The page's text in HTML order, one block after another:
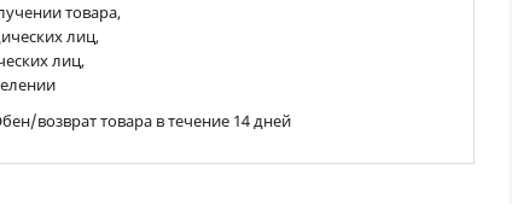
товара,
лиц,
лиц,
возврат товара в течение 14 дней